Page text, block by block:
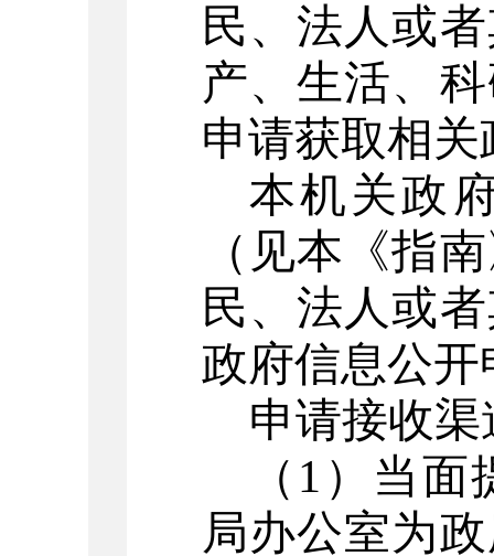
民、法人或
产、生活、
申请获取相
本机关政
（见本《指
民、法人或
政府信息公开
申请接收渠
（ 1 ）当面
局办公室为